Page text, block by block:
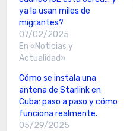
ya la usan miles de
migrantes?
07/02/2025
En «Noticias y
Actualidad»
Cómo se instala una
antena de Starlink en
Cuba: paso a paso y cómo
funciona realmente.
05/29/2025